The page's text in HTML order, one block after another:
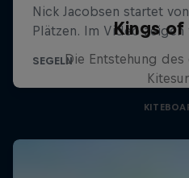
Kings
Die Entstehung